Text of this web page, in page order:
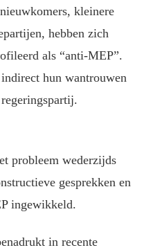
kleinere
hebben zich
als “anti-MEP”.
hun wantrouwen
probleem wederzijds
gesprekken en
ingewikkeld.
in recente